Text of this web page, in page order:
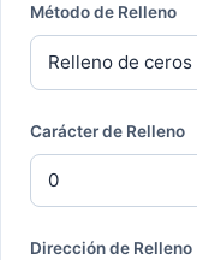
Método de Relleno
Carácter de Relleno
Dirección de Relleno